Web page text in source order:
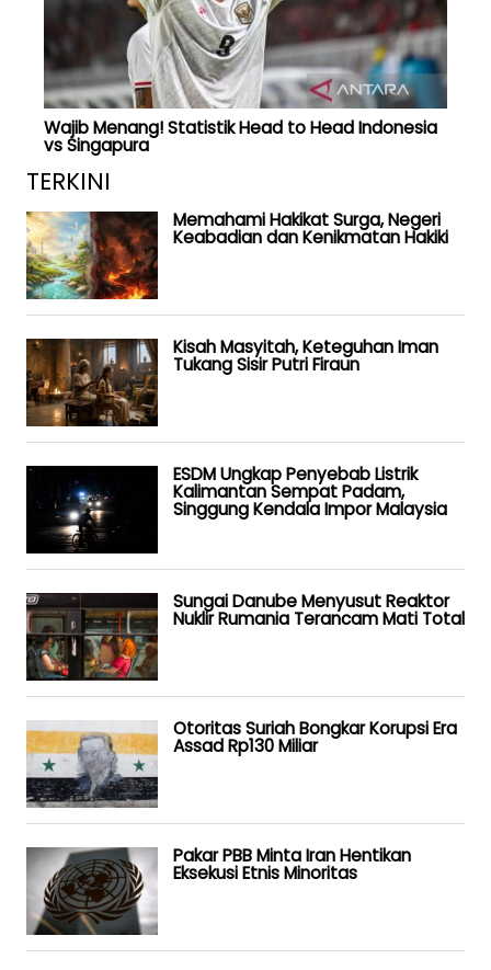
Wajib Menang! Statistik Head to Head Indonesia
vs Singapura
TERKINI
Memahami Hakikat Surga, Negeri
Keabadian dan Kenikmatan Hakiki
Kisah Masyitah, Keteguhan Iman
Tukang Sisir Putri Firaun
ESDM Ungkap Penyebab Listrik
Kalimantan Sempat Padam,
Singgung Kendala Impor Malaysia
Sungai Danube Menyusut Reaktor
Nuklir Rumania Terancam Mati Total
Otoritas Suriah Bongkar Korupsi Era
Assad Rp130 Miliar
Pakar PBB Minta Iran Hentikan
Eksekusi Etnis Minoritas